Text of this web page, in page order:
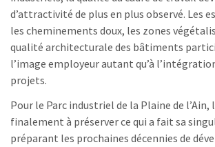
d’attractivité de plus en plus observé. Les
les cheminements doux, les zones
qualité architecturale des bâtiments
l’image employeur autant qu’à
projets.
Pour le Parc industriel de la Plaine de l’Ain,
finalement à préserver ce qui a fait sa
préparant les prochaines décennies de